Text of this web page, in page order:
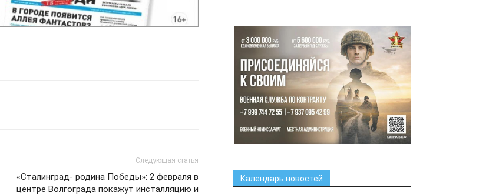
Следующая статья
«Сталинград- родина Победы»: 2 февраля в
центре Волгограда покажут инсталляцию и
Календарь новостей